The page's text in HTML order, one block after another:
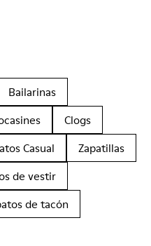
Bailarinas
Clogs
Casual
Zapatillas
de vestir
de tacón